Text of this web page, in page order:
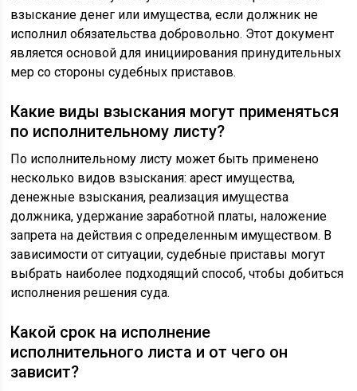
взыскание денег или имущества, если должник не
исполнил обязательства добровольно. Этот документ
является основой для инициирования принудительных
мер со стороны судебных приставов.
Какие виды взыскания могут применяться
по исполнительному листу?
По исполнительному листу может быть применено
несколько видов взыскания: арест имущества,
денежные взыскания, реализация имущества
должника, удержание заработной платы, наложение
запрета на действия с определенным имуществом. В
зависимости от ситуации, судебные приставы могут
выбрать наиболее подходящий способ, чтобы добиться
исполнения решения суда.
Какой срок на исполнение
исполнительного листа и от чего он
зависит?